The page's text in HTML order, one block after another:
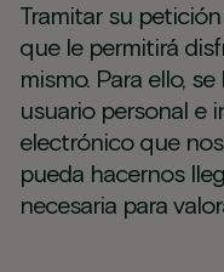
Tramitar su
que le permitirá
mismo. Para ello,
usuario personal e
electrónico que
pueda hacernos
necesaria para